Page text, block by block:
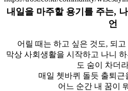
내일을 마주할 용기를 주는,
언
어릴 때는 하고 싶은 것도, 되
막상 사회생활을 시작하고 나니
도 숨이 차더
매일 쳇바퀴 돌듯 출퇴근
어느 순간 내 꿈이